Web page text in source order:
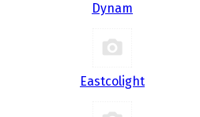
Dynam
Eastcolight